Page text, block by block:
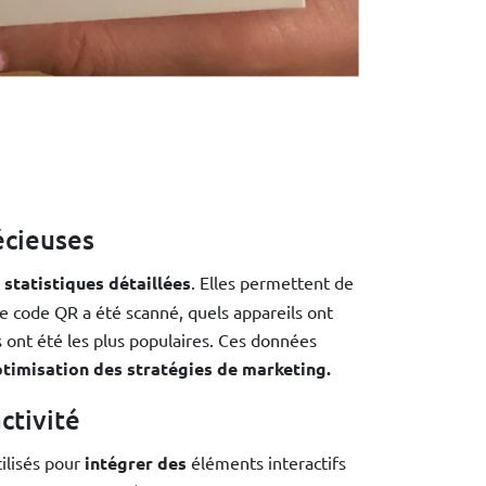
statistiques détaillées . Elles permettent de
code QR a été scanné, quels appareils ont
été les plus populaires. Ces données
des stratégies de marketing.
pour intégrer des éléments interactifs